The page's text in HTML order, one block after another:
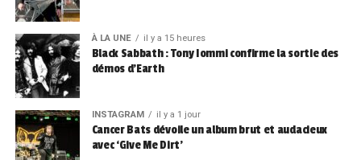
À LA UNE il y a 15 heures
Black Sabbath : Tony Iommi confirme la sortie des
démos d’Earth
INSTAGRAM il y a 1 jour
Cancer Bats dévoile un album brut et audacieux
avec ‘Give Me Dirt’